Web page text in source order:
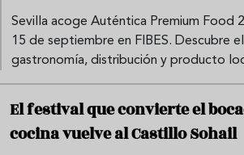
Sevilla acoge Auténtica Premium Food
15 de septiembre en FIBES. Descubre
gastronomía, distribución y producto
El festival que convierte el
cocina vuelve al Castillo Sohail